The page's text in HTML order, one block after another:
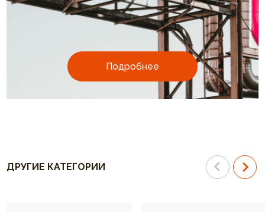
Подробнее
ДРУГИЕ КАТЕГОРИИ